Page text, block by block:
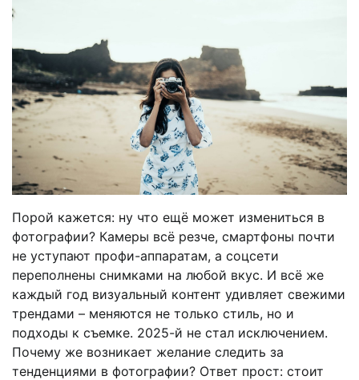
Порой кажется: ну что ещё может измениться в
фотографии? Камеры всё резче, смартфоны почти
не уступают профи-аппаратам, а соцсети
переполнены снимками на любой вкус. И всё же
каждый год визуальный контент удивляет свежими
трендами – меняются не только стиль, но и
подходы к съемке. 2025-й не стал исключением.
Почему же возникает желание следить за
тенденциями в фотографии? Ответ прост: стоит